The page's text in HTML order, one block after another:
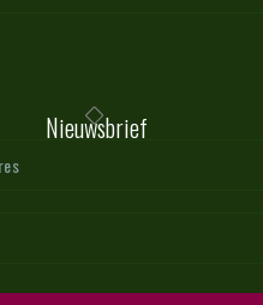
Nieuwsbrief